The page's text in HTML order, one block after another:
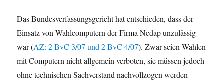
Das Bundesverfassungsgericht hat entschieden, dass der
Einsatz von Wahlcomputern der Firma Nedap unzulässig
war (AZ: 2 BvC 3/07 und 2 BvC 4/07). Zwar seien Wahlen
mit Computern nicht allgemein verboten, sie müssen jedoch
ohne technischen Sachverstand nachvollzogen werden